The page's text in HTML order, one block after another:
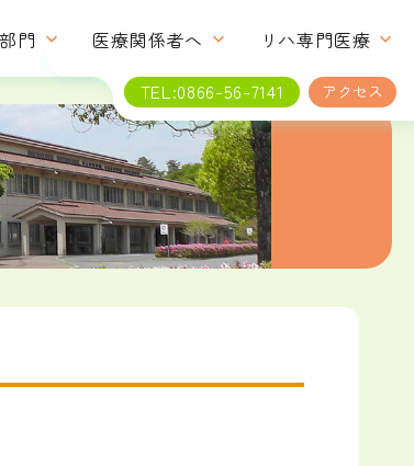
門 医療関係者へ
リハ専門医療
TEL:0866-56-7141
アクセス